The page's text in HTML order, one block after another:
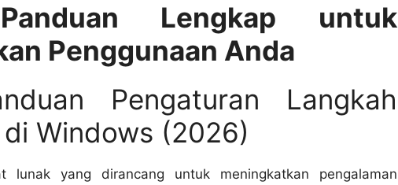
Lengkap untuk
Penggunaan Anda
Pengaturan Langkah
Windows (2026)
lunak yang dirancang untuk meningkatkan pengalaman